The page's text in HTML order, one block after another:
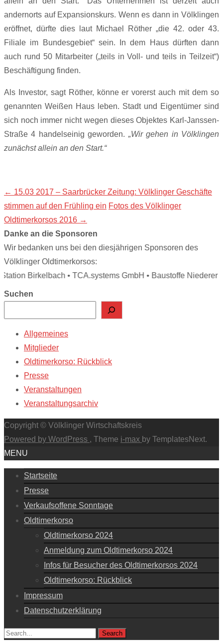
andernorts auf Expansionskurs. Wenn es dann in Völklingen
eröffnet, dürfte dies laut Michael Röther „die 42. oder 43.
Filiale im Bundesgebiet“ sein. In dem Haus dürften dann
auch rund 50 Mitarbeiter („teils in Voll- und teils in Teilzeit“)
Beschäftigung finden.
Als Investor, sagt Röther, könne er vorerst auch mit dem so
genannten Weißen Haus leben. Stadt und Eigentümer sind
sich noch immer nicht wegen dieses Objektes Karl-Janssen-
Straße 4 handelseinig geworden. „Wir gehen in Völklingen
zunächst allein an den Start.“
Post
navigation
← 15.03 2017 – Saarbrücker Zeitung: Völklinger Geschäfte
stimmen auf den Frühling ein Fotos des Völklinger
Oldtimerkorsos 2016 →
Danke an die Sponsoren
Wir bedanken uns bei den diesjährigen Sponsoren des
Völklinger Oldtimerkorsos:
Birkelbach • TCA.systems GmbH • Baustoffe Niederer •
Suchen
Allgemeines
Mitglieder
Oldtimerkorso: Rückblick
Presse
Veranstaltungen
Veranstaltungsarchiv
Copyright © Völklinger Wirtschaftskreis
Powered by WordPress , Theme i-max by TemplatesNext.
MENU
Startseite
Presse
Verkaufsoffene Sonntage
Oldtimerkorso
Oldtimerkorso 2024
Anmeldung zum Oldtimerkorso 2024
Infos für Besucher des Oldtimerkorsos 2024
Oldtimerkorso: Rückblick
Impressum
Datenschutzerklärung
Search